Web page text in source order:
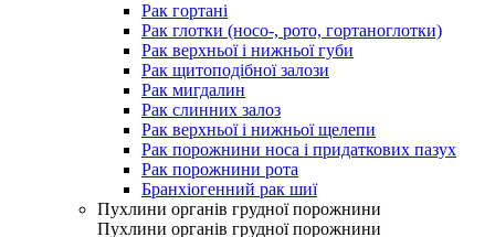
Рак гортані
Рак глотки (носо-, рото, гортаноглотки)
Рак верхньої і нижньої губи
Рак щитоподібної залози
Рак мигдалин
Рак слинних залоз
Рак верхньої і нижньої щелепи
Рак порожнини носа і придаткових пазух
Рак порожнини рота
Бранхіогенний рак шиї
Пухлини органів грудної порожнини
Пухлини органів грудної порожнини